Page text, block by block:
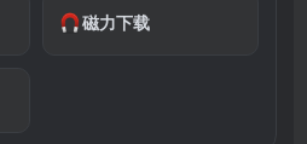
磁力下载